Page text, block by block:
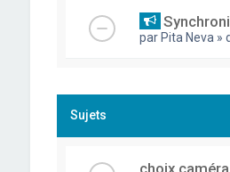
par Pita Neva »
Sujets
choix